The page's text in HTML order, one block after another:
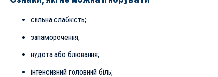
сильна слабкість;
запаморочення;
нудота або блювання;
інтенсивний головний біль;